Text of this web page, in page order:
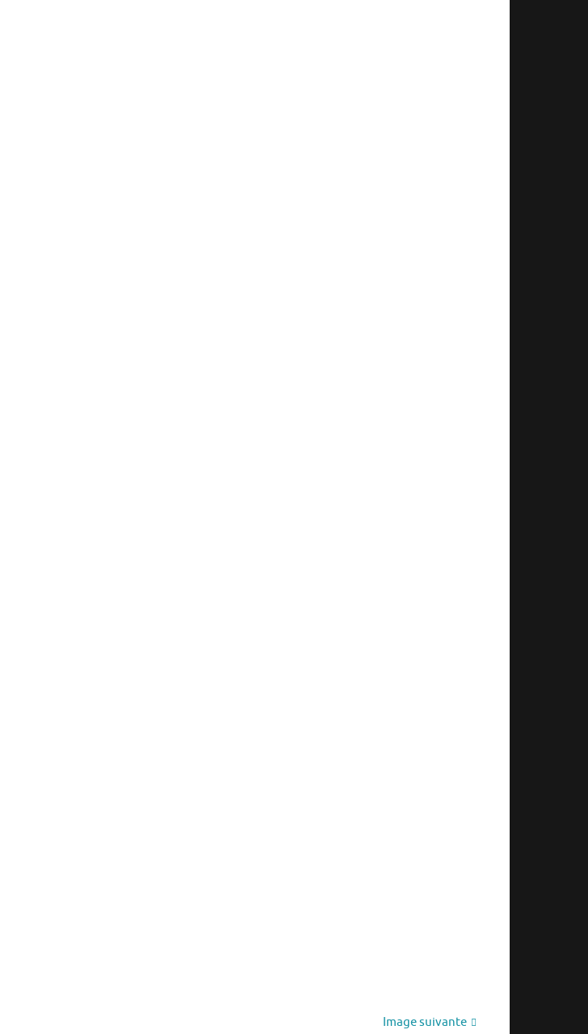
Image suivante